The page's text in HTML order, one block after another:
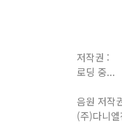
저작권 :
로딩 중...
음원 저작
(주)다니